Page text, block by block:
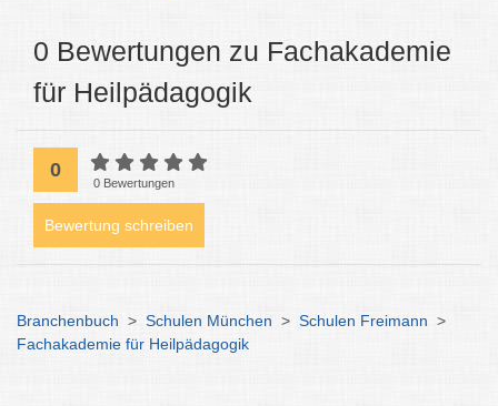
0 Bewertungen zu Fachakademie
für Heilpädagogik
0
0 Bewertungen
Bewertung schreiben
Branchenbuch > Schulen München > Schulen Freimann >
Fachakademie für Heilpädagogik